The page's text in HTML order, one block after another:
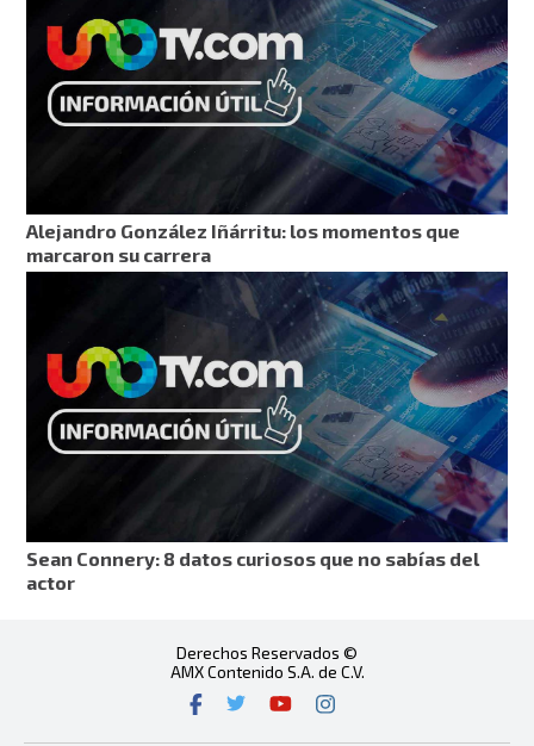
Alejandro González Iñárritu: los momentos que
marcaron su carrera
Sean Connery: 8 datos curiosos que no sabías del
actor
Derechos Reservados ©
AMX Contenido S.A. de C.V.